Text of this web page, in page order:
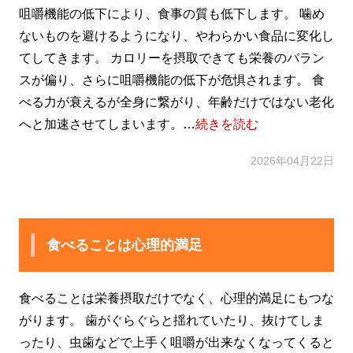
咀嚼機能の低下により、食事の質も低下します。 噛め
ないものを避けるようになり、やわらかい食品に変化し
てしてきます。 カロリーを摂取できても栄養のバラン
スが偏り、さらに咀嚼機能の低下が危惧されます。 食
べる力が衰えるが全身に繋がり、年齢だけではない老化
へと加速させてしまいます。…続きを読む
2026年04月22日
食べることは心理的満足
食べることは栄養摂取だけでなく、心理的満足にもつな
がります。 歯がぐらぐらと揺れていたり、抜けてしま
ったり、虫歯などで上手く咀嚼が出来なくなってくると